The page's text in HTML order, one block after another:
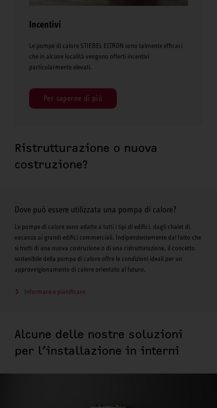
Incentivi
Le pompe di calore STIEBEL ELTRON sono talmente efficaci
che in alcune località vengono offerti incentivi
particolarmente elevati.
Per saperne di più
Ristrutturazione o nuova
costruzione?
Dove può essere utilizzata una pompa di calore?
Le pompe di calore sono adatte a tutti i tipi di edifici, dagli chalet di
vacanza ai grandi edifici commerciali. Indipendentemente dal fatto che
si tratti di una nuova costruzione o di una ristrutturazione, il concetto
sostenibile della pompa di calore offre le condizioni ideali per un
approvvigionamento di calore orientato al futuro.
Informare e pianificare
Alcune delle nostre soluzioni
per l’installazione in interni